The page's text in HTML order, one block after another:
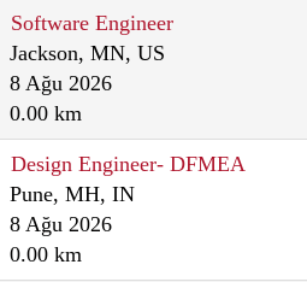
Software Engineer
Jackson, MN, US
8 Ağu 2026
0.00 km
Design Engineer- DFMEA
Pune, MH, IN
8 Ağu 2026
0.00 km